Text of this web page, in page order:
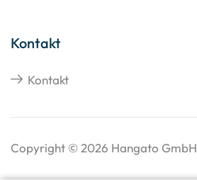
Kontakt
Kontakt
Copyright © 2026 Hangato GmbH